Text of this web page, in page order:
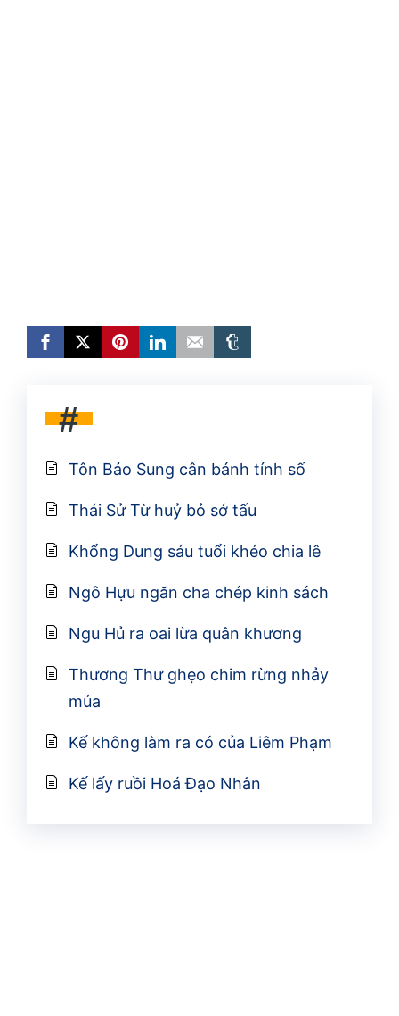
#
Tôn Bảo Sung cân bánh tính số
Thái Sử Từ huỷ bỏ sớ tấu
Khổng Dung sáu tuổi khéo chia lê
Ngô Hựu ngăn cha chép kinh sách
Ngu Hủ ra oai lừa quân khương
Thương Thư ghẹo chim rừng nhảy
múa
Kế không làm ra có của Liêm Phạm
Kế lấy ruồi Hoá Đạo Nhân